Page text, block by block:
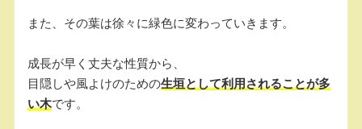
また、その葉は徐々に緑色に変わっていきます。
成長が早く丈夫な性質から、
目隠しや風よけのための生垣として利用されることが多
い木です。